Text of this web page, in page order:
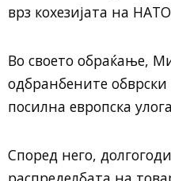
врз кохезијата на
Во своето обраќање,
одбранбените
посилна европска
Според него,